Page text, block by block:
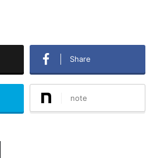
Share
note